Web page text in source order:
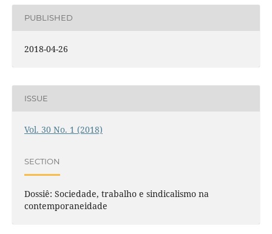
PUBLISHED
2018-04-26
ISSUE
Vol. 30 No. 1 (2018)
SECTION
Dossiê: Sociedade, trabalho e sindicalismo na
contemporaneidade